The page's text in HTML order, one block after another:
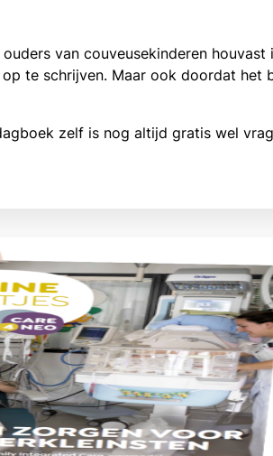
van couveusekinderen houvast
te schrijven. Maar ook doordat het
zelf is nog altijd gratis wel